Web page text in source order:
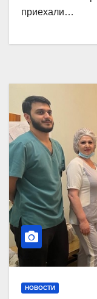
приехали…
НОВОСТИ